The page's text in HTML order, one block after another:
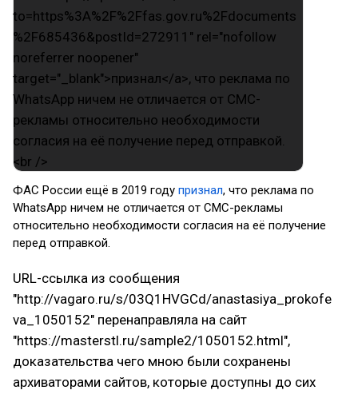
ФАС России ещё в 2019 году признал, что реклама по
WhatsApp ничем не отличается от СМС-рекламы
относительно необходимости согласия на её получение
перед отправкой.
URL-ссылка из сообщения
"http://vagaro.ru/s/03Q1HVGCd/anastasiya_prokofe
va_1050152" перенаправляла на сайт
"https://masterstl.ru/sample2/1050152.html",
доказательства чего мною были сохранены
архиваторами сайтов, которые доступны до сих